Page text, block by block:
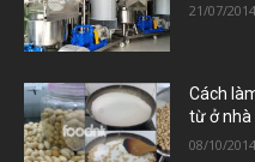
21/07/2014
Cách
từ ở nhà
08/10/2014